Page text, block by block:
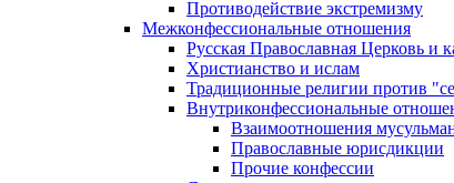
Противодействие экстремизму
Межконфессиональные отношения
Русская Православная Церковь и
Христианство и ислам
Традиционные религии против
Внутриконфессиональные
Взаимоотношения
Православные юрисдикции
Прочие конфессии